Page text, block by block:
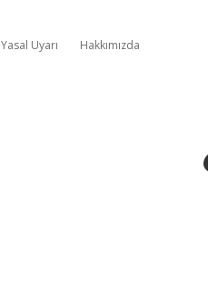
Yasal Uyarı Hakkımızda